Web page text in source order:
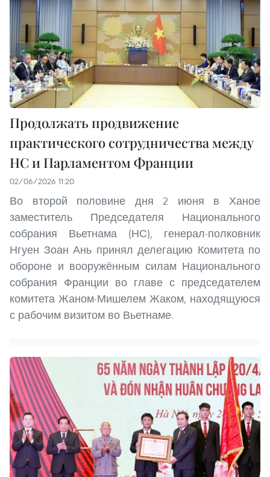
Продолжать продвижение
практического сотрудничества между
НС и Парламентом Франции
02/06/2026 11:20
Во второй половине дня 2 июня в Ханое
заместитель Председателя Национального
собрания Вьетнама (НС), генерал-полковник
Нгуен Зоан Ань принял делегацию Комитета по
обороне и вооружённым силам Национального
собрания Франции во главе с председателем
комитета Жаном-Мишелем Жаком, находящуюся
с рабочим визитом во Вьетнаме.